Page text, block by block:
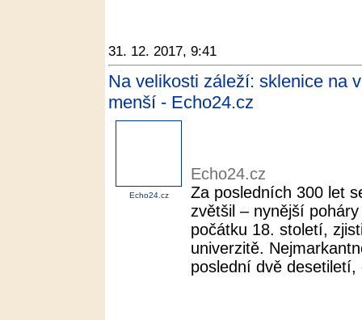
31. 12. 2017, 9:41
Na velikosti záleží: sklenice na
menší - Echo24.cz
Echo24.cz
Echo24.cz
Za posledních 300 let
zvětšil – nynější
počátku 18. století,
univerzitě.
poslední dvě desetiletí,